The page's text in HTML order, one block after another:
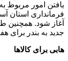
یافتن امور مربوط
فرمانداری استان
جدید به بندر
هابی برای کالاها